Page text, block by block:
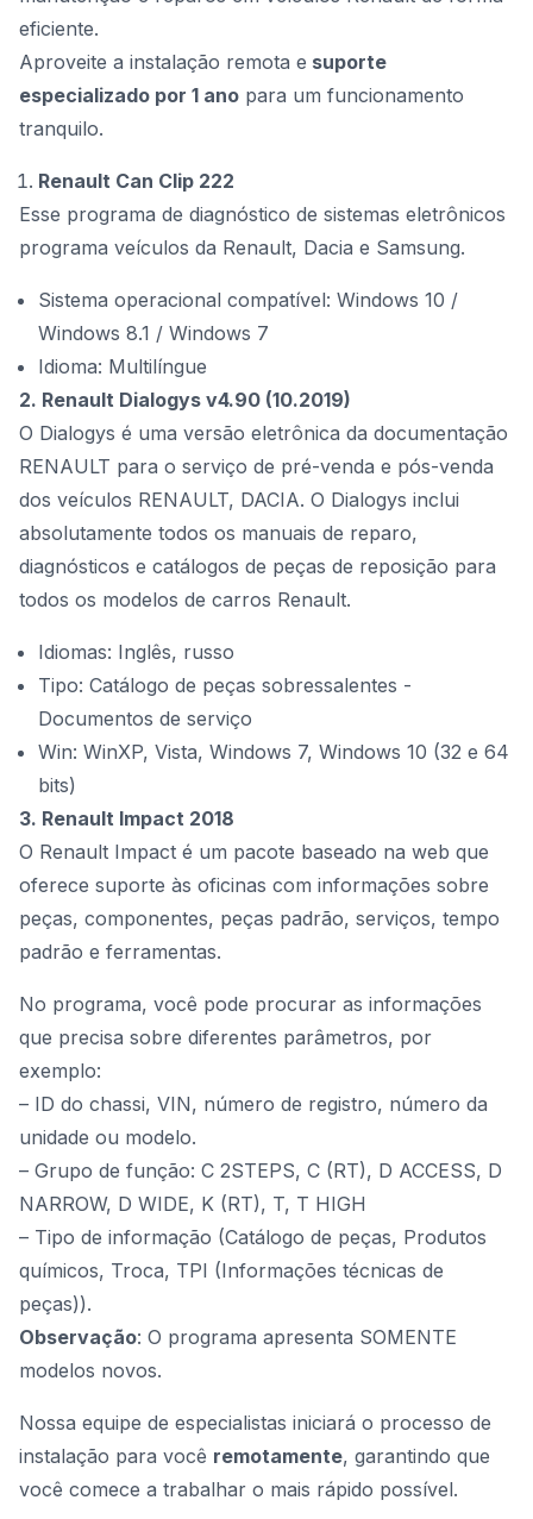
eficiente.
Aproveite a instalação remota e suporte
especializado por 1 ano para um funcionamento
tranquilo.
Renault Can Clip 222
Esse programa de diagnóstico de sistemas eletrônicos
programa veículos da Renault, Dacia e Samsung.
Sistema operacional compatível: Windows 10 /
Windows 8.1 / Windows 7
Idioma: Multilíngue
2. Renault Dialogys v4.90 (10.2019)
O Dialogys é uma versão eletrônica da documentação
RENAULT para o serviço de pré-venda e pós-venda
dos veículos RENAULT, DACIA. O Dialogys inclui
absolutamente todos os manuais de reparo,
diagnósticos e catálogos de peças de reposição para
todos os modelos de carros Renault.
Idiomas: Inglês, russo
Tipo: Catálogo de peças sobressalentes -
Documentos de serviço
Win: WinXP, Vista, Windows 7, Windows 10 (32 e 64
bits)
3. Renault Impact 2018
O Renault Impact é um pacote baseado na web que
oferece suporte às oficinas com informações sobre
peças, componentes, peças padrão, serviços, tempo
padrão e ferramentas.
No programa, você pode procurar as informações
que precisa sobre diferentes parâmetros, por
exemplo:
– ID do chassi, VIN, número de registro, número da
unidade ou modelo.
– Grupo de função: C 2STEPS, C (RT), D ACCESS, D
NARROW, D WIDE, K (RT), T, T HIGH
– Tipo de informação (Catálogo de peças, Produtos
químicos, Troca, TPI (Informações técnicas de
peças)).
Observação: O programa apresenta SOMENTE
modelos novos.
Nossa equipe de especialistas iniciará o processo de
instalação para você remotamente, garantindo que
você comece a trabalhar o mais rápido possível.